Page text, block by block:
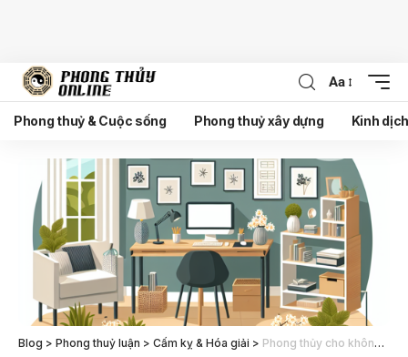
Aa
Phong thuỷ & Cuộc sống Phong thuỷ xây dựng Kinh
Blog > Phong thuỷ luận > Cấm kỵ & Hóa giải > Phong thủy cho không gian làm việc tại nhà – tránh 3 lỗi cơ bản